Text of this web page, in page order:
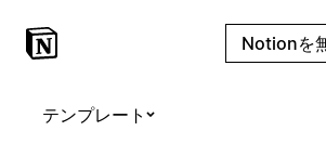
Notionを
テンプレート